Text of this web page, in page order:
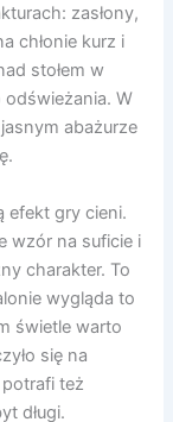
zasłony,
chłonie kurz i
stołem w
W
abażurze
efekt gry cieni.
wzór na suficie i
charakter. To
wygląda to
świetle warto
się na
też
długi.